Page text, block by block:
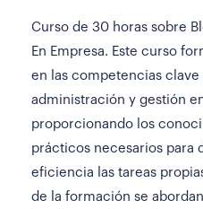
Curso de 30 horas sobre
En Empresa. Este curso
en las competencias clave
administración y gestión
proporcionando los
prácticos necesarios para
eficiencia las tareas
de la formación se